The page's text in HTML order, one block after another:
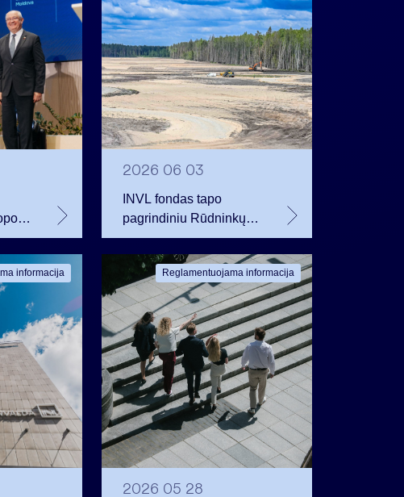
2026 06 03
INVL fondas tapo
pagrindiniu Rūdninkų
karinį miestelį
vystančios bendrovės
akcininku
informacija Reglamentuojama informacija
2026 05 28